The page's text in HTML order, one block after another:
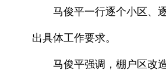
马俊平一行逐个小区、
出具体工作要求。
马俊平强调，棚户区改